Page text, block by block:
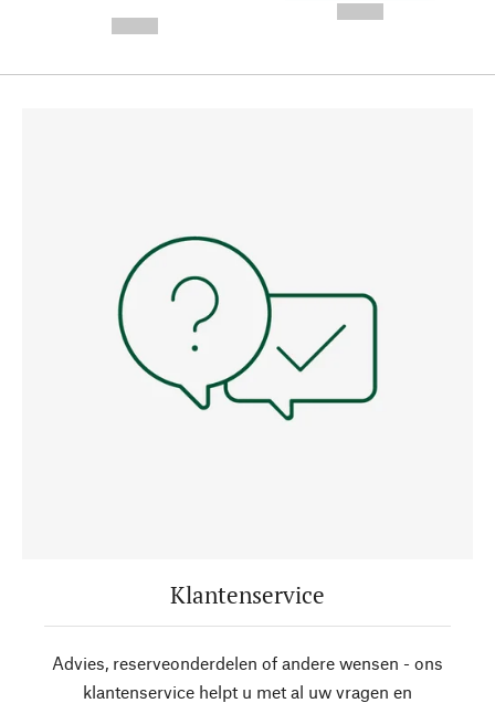
Klantenservice
Advies, reserveonderdelen of andere wensen - ons
klantenservice helpt u met al uw vragen en